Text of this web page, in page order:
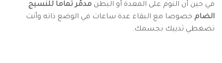
في حين أن النوم على المعدة أو البطن مدمِّر تماما للنسيج
الضام خصوصا مع البقاء عدة ساعات في الوضع ذاته وأنت
تضغطي ثدييك بجسمك.